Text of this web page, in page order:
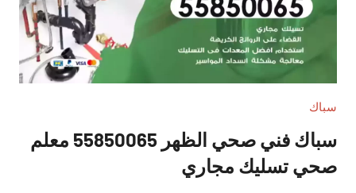
سباك
سباك فني صحي الظهر 55850065 معلم
صحي تسليك مجاري